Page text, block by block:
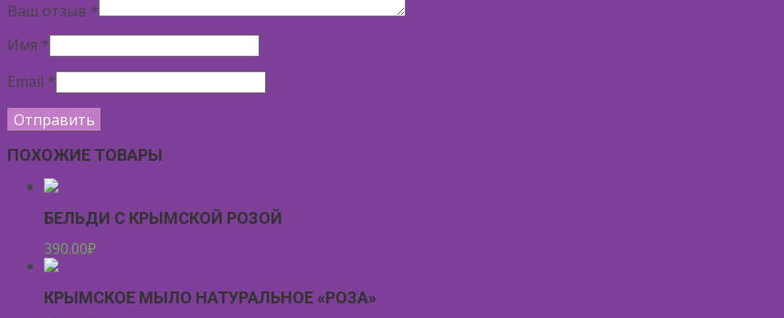
Ваш отзыв *
Имя *
Email *
ПОХОЖИЕ ТОВАРЫ
БЕЛЬДИ С КРЫМСКОЙ РОЗОЙ
390.00₽
КРЫМСКОЕ МЫЛО НАТУРАЛЬНОЕ «РОЗА»